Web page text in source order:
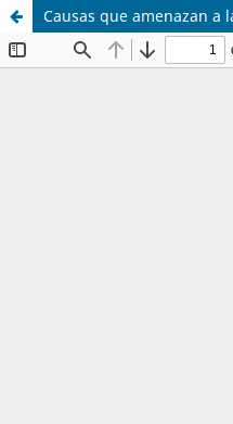
Causas que amenazan a